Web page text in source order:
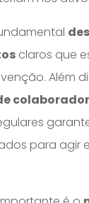
claros que
Além
para agir